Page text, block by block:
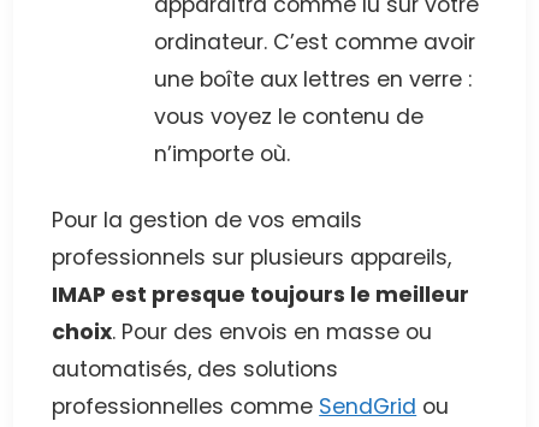
ordinateur. C’est comme avoir
une boîte aux lettres en verre :
vous voyez le contenu de
n’importe où.
Pour la gestion de vos emails
professionnels sur plusieurs appareils,
IMAP est presque toujours le meilleur
choix. Pour des envois en masse ou
automatisés, des solutions
professionnelles comme SendGrid ou